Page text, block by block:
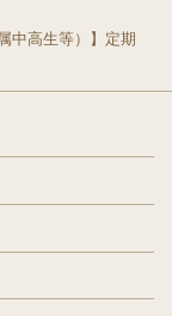
中高生等）】定期